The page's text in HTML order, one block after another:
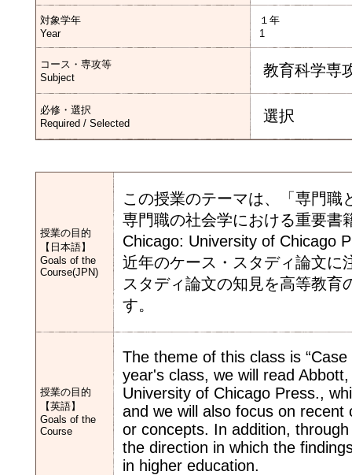
対象学年
Year
１年
1
コース・専攻等
Subject
教育科学専
必修・選択
Required / Selected
選択
授業の目的
【日本語】
Goals of the
Course(JPN)
この授業のテーマは、「専門職
専門職の社会学における重要書
Chicago: University of Chicago
近年のケース・スタディ論文に
スタディ論文の知見を高等教
す。
授業の目的
【英語】
Goals of the
Course
The theme of this class is
year's class, we will read
University of Chicago Press.,
and we will also focus on
or concepts. In addition,
the direction in which the
in higher education.